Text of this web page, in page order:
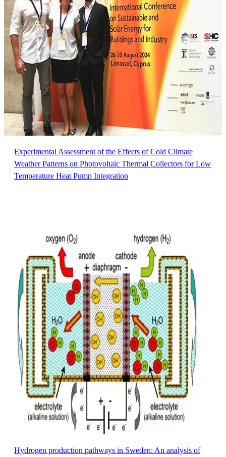
Experimental Assessment of the Effects of Cold Climate
Weather Patterns on Photovoltaic Thermal Collectors for Low
Temperature Heat Pump Integration
Hydrogen production pathways in Sweden: An analysis of